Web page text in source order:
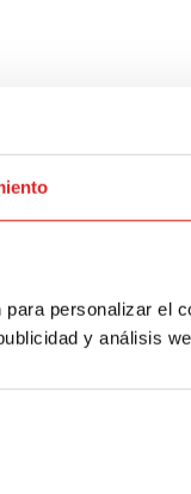
personalizar el
y análisis